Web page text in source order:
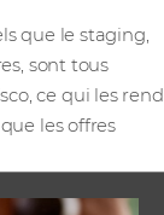
que le staging,
sont tous
ce qui les rend
les offres